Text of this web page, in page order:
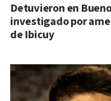
Detuvieron en
investigado por
de Ibicuy